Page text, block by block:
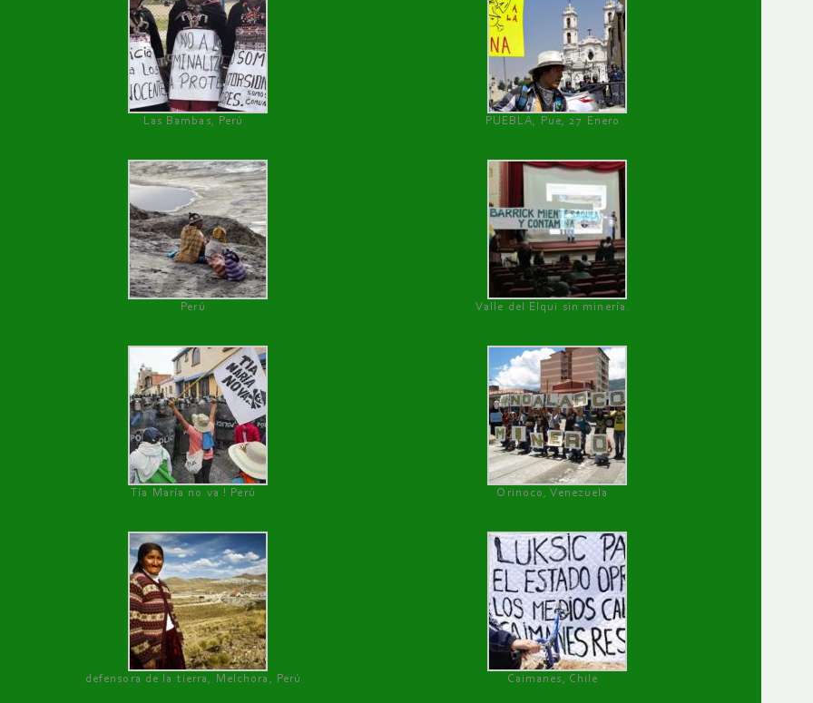
Las Bambas, Perú PUEBLA, Pue, 27 Enero
Perú Valle del Elqui sin minería.
Tía María no va ! Perú Orinoco, Venezuela
defensora de la tierra, Melchora, Perú Caimanes, Chile